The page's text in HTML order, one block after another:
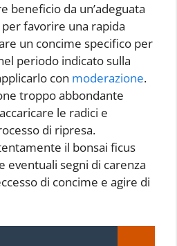
beneficio da un’adeguata
favorire una rapida
un concime specifico per
periodo indicato sulla
con moderazione.
troppo abbondante
le radici e
di ripresa.
il bonsai ficus
eventuali segni di carenza
di concime e agire di